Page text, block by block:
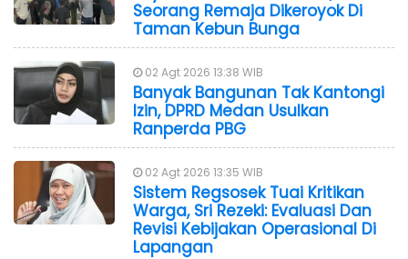
Seorang Remaja Dikeroyok Di
Taman Kebun Bunga
02 Agt 2026 13:38 WIB
Banyak Bangunan Tak Kantongi
Izin, DPRD Medan Usulkan
Ranperda PBG
02 Agt 2026 13:35 WIB
Sistem Regsosek Tuai Kritikan
Warga, Sri Rezeki: Evaluasi Dan
Revisi Kebijakan Operasional Di
Lapangan